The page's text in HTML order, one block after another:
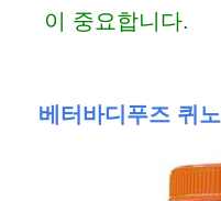
이 중요합니다.
베터바디푸즈 퀴